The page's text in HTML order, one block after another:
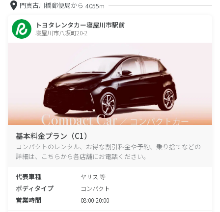
門真古川橋郵便局から 4055m
トヨタレンタカー寝屋川市駅前
寝屋川市八坂町20-2
基本料金プラン（C1）
コンパクトのレンタル、お得な割引料金や予約、乗り捨てなどの
詳細は、こちらから各店舗にお電話ください。
代表車種 ヤリス 等
ボディタイプ コンパクト
営業時間 08:00-20:00